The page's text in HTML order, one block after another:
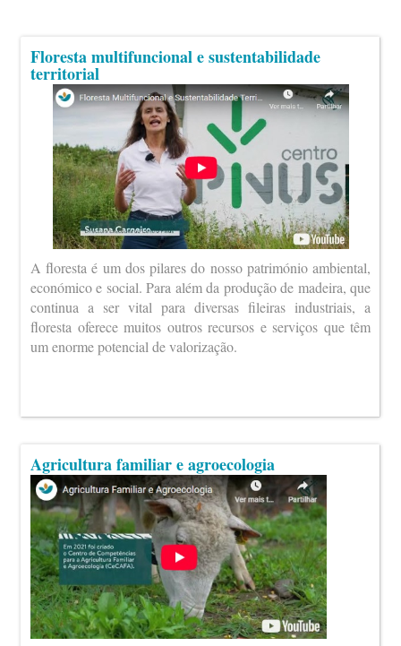
Floresta multifuncional e sustentabilidade
territorial
A floresta é um dos pilares do nosso património ambiental,
económico e social. Para além da produção de madeira, que
continua a ser vital para diversas fileiras industriais, a
floresta oferece muitos outros recursos e serviços que têm
um enorme potencial de valorização.
Agricultura familiar e agroecologia